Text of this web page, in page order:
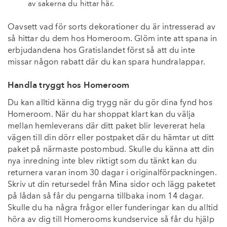
av sakerna du hittar här.
Oavsett vad för sorts dekorationer du är intresserad av
så hittar du dem hos Homeroom. Glöm inte att spana in
erbjudandena hos Gratislandet först så att du inte
missar någon rabatt där du kan spara hundralappar.
Handla tryggt hos Homeroom
Du kan alltid känna dig trygg när du gör dina fynd hos
Homeroom. När du har shoppat klart kan du välja
mellan hemleverans där ditt paket blir levererat hela
vägen till din dörr eller postpaket där du hämtar ut ditt
paket på närmaste postombud. Skulle du känna att din
nya inredning inte blev riktigt som du tänkt kan du
returnera varan inom 30 dagar i originalförpackningen.
Skriv ut din retursedel från Mina sidor och lägg paketet
på lådan så får du pengarna tillbaka inom 14 dagar.
Skulle du ha några frågor eller funderingar kan du alltid
höra av dig till Homerooms kundservice så får du hjälp